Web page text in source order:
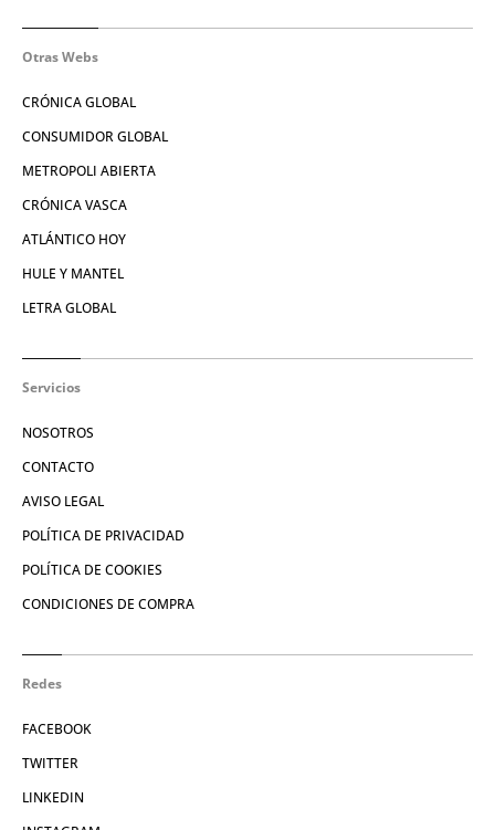
Otras Webs
CRÓNICA GLOBAL
CONSUMIDOR GLOBAL
METROPOLI ABIERTA
CRÓNICA VASCA
ATLÁNTICO HOY
HULE Y MANTEL
LETRA GLOBAL
Servicios
NOSOTROS
CONTACTO
AVISO LEGAL
POLÍTICA DE PRIVACIDAD
POLÍTICA DE COOKIES
CONDICIONES DE COMPRA
Redes
FACEBOOK
TWITTER
LINKEDIN